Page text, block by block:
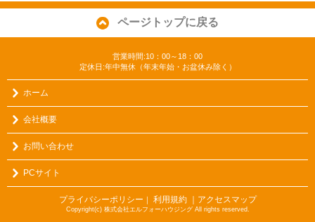
ページトップに戻る
営業時間:10：00～18：00
定休日:年中無休（年末年始・お盆休み除く）
ホーム
会社概要
お問い合わせ
PCサイト
プライバシーポリシー 利用規約 ｜アクセスマップ
Copyright(c) 株式会社エルフォーハウジング All rights reserved.